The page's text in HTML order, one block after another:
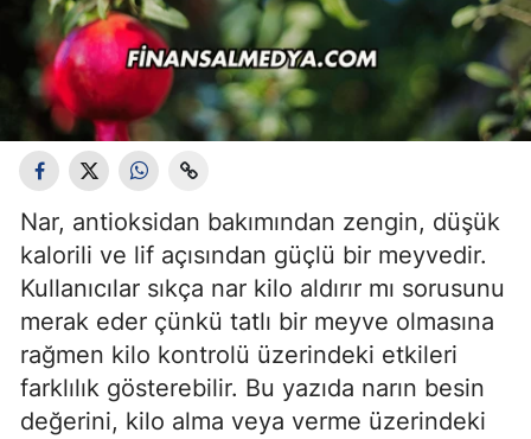
Nar, antioksidan bakımından zengin, düşük
kalorili ve lif açısından güçlü bir meyvedir.
Kullanıcılar sıkça nar kilo aldırır mı sorusunu
merak eder çünkü tatlı bir meyve olmasına
rağmen kilo kontrolü üzerindeki etkileri
farklılık gösterebilir. Bu yazıda narın besin
değerini, kilo alma veya verme üzerindeki